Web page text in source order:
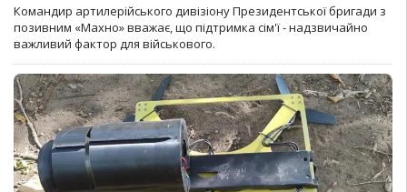
Командир артилерійського дивізіону Президентської бригади з
позивним «Махно» вважає, що підтримка сім'ї - надзвичайно
важливий фактор для військового.